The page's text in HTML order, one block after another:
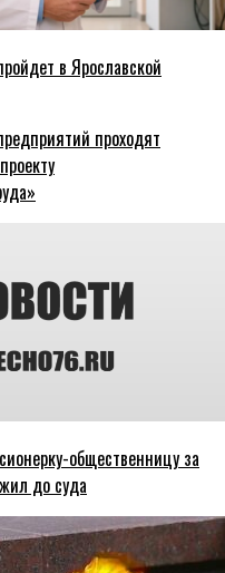
в Ярославской
проходят
общественницу за
до суда